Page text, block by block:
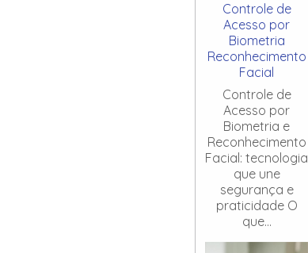
Controle de
Acesso por
Biometria
Reconhecimento
Facial
Controle de
Acesso por
Biometria e
Reconhecimento
Facial: tecnologia
que une
segurança e
praticidade O
que...